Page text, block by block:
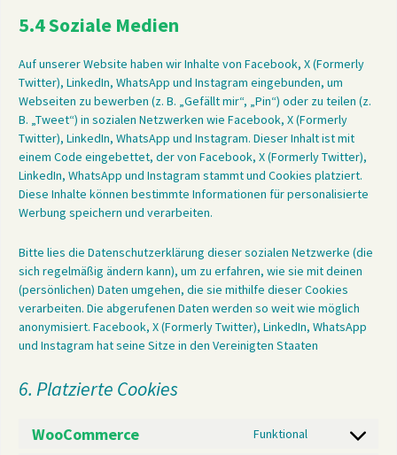
5.4 Soziale Medien
Auf unserer Website haben wir Inhalte von Facebook, X (Formerly
Twitter), LinkedIn, WhatsApp und Instagram eingebunden, um
Webseiten zu bewerben (z. B. „Gefällt mir“, „Pin“) oder zu teilen (z.
B. „Tweet“) in sozialen Netzwerken wie Facebook, X (Formerly
Twitter), LinkedIn, WhatsApp und Instagram. Dieser Inhalt ist mit
einem Code eingebettet, der von Facebook, X (Formerly Twitter),
LinkedIn, WhatsApp und Instagram stammt und Cookies platziert.
Diese Inhalte können bestimmte Informationen für personalisierte
Werbung speichern und verarbeiten.
Bitte lies die Datenschutzerklärung dieser sozialen Netzwerke (die
sich regelmäßig ändern kann), um zu erfahren, wie sie mit deinen
(persönlichen) Daten umgehen, die sie mithilfe dieser Cookies
verarbeiten. Die abgerufenen Daten werden so weit wie möglich
anonymisiert. Facebook, X (Formerly Twitter), LinkedIn, WhatsApp
und Instagram hat seine Sitze in den Vereinigten Staaten
6. Platzierte Cookies
WooCommerce Funktional
Consent